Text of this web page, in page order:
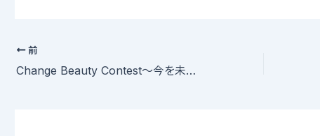
前
Change Beauty Contest〜今を未来の美しさに〜